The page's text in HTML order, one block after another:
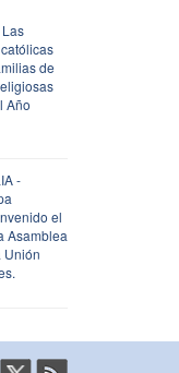
de
Año
-
el
Asamblea
Unión